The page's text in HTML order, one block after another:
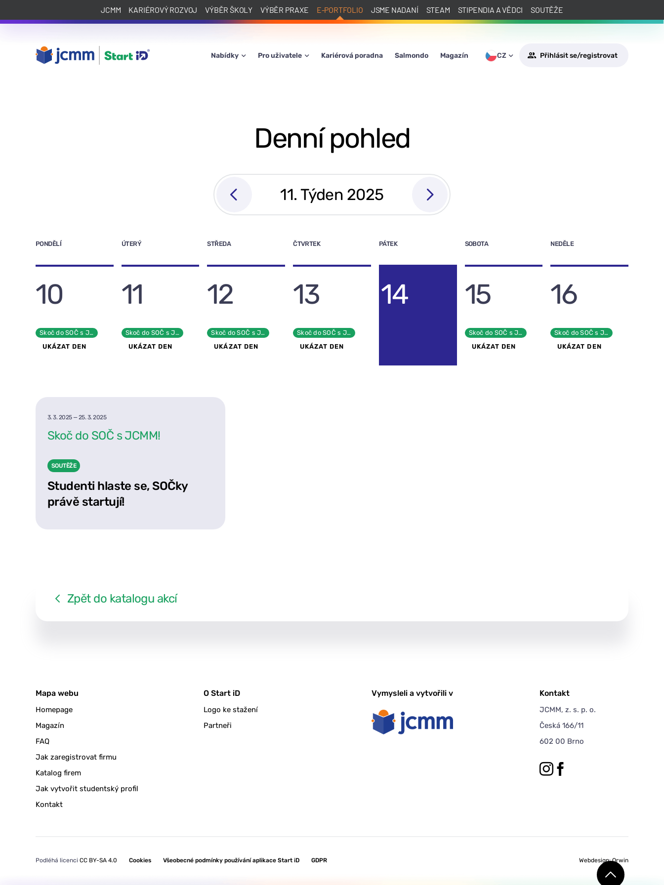
JCMM KARIÉROVÝ ROZVOJ VÝBĚR ŠKOLY VÝBĚR PRAXE E-PORTFOLIO JSME NADANÍ STEAM STIPENDIA A VĚDCI SOUTĚŽE
Nabídky Pro uživatele Kariérová poradna Salmondo Magazín CZ Přihlásit se/registrovat
Denní pohled
11. Týden 2025
PONDĚLÍ ÚTERÝ STŘEDA ČTVRTEK PÁTEK SOBOTA NEDĚLE
10
Skoč do SOČ s JCMM!
UKÁZAT DEN
11
Skoč do SOČ s JCMM!
UKÁZAT DEN
12
Skoč do SOČ s JCMM!
UKÁZAT DEN
13
Skoč do SOČ s JCMM!
UKÁZAT DEN
14 15
Skoč do SOČ s JCMM!
UKÁZAT DEN
16
Skoč do SOČ s JCMM!
UKÁZAT DEN
3. 3. 2025 —25. 3. 2025
Skoč do SOČ s JCMM!
SOUTĚŽE
Studenti hlaste se, SOČky
právě startují!
Zpět do katalogu akcí
Mapa webu
Homepage
Magazín
FAQ
Jak zaregistrovat firmu
Katalog firem
Jak vytvořit studentský profil
Kontakt
O Start iD
Logo ke stažení
Partneři
Vymysleli a vytvořili v Kontakt
JCMM, z. s. p. o.
Česká 166/11
602 00 Brno
Podléhá licenci CC BY-SA 4.0 Cookies Všeobecné podmínky používání aplikace Start iD GDPR Webdesign:Orwin